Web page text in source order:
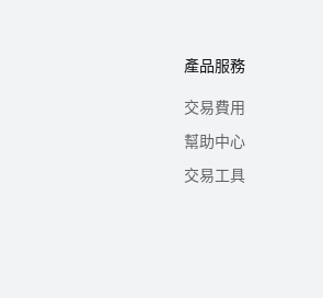
產品服務
交易費用
幫助中心
交易工具